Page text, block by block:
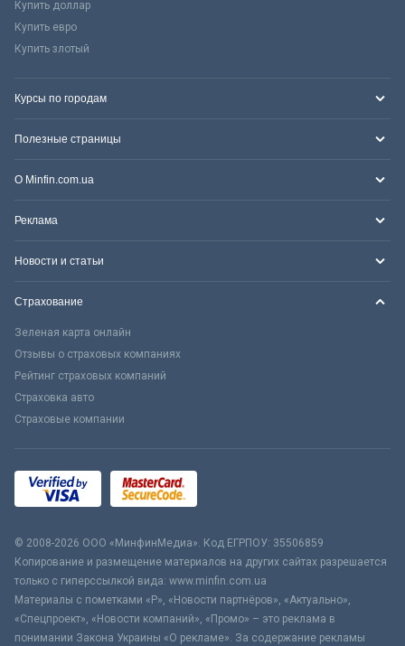
Купить доллар
Купить евро
Купить злотый
Курсы по городам
Полезные страницы
О Minfin.com.ua
Реклама
Новости и статьи
Страхование
Зеленая карта онлайн
Отзывы о страховых компаниях
Рейтинг страховых компаний
Страховка авто
Страховые компании
© 2008-2026 ООО «МинфинМедиа». Код ЕГРПОУ: 35506859
Копирование и размещение материалов на других сайтах разрешается
только с гиперссылкой вида: www.minfin.com.ua
Материалы с пометками «Р», «Новости партнёров», «Актуально»,
«Спецпроект», «Новости компаний», «Промо» – это реклама в
понимании Закона Украины «О рекламе». За содержание рекламы